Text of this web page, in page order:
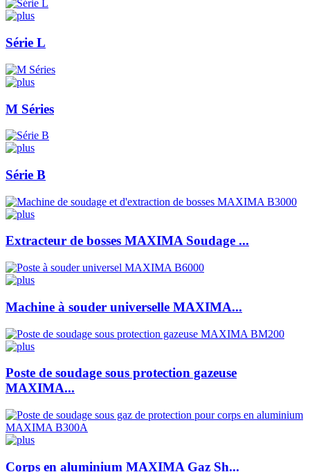
Série L
M Séries
Série B
Extracteur de bosses MAXIMA Soudage ...
Machine à souder universelle MAXIMA...
Poste de soudage sous protection gazeuse
MAXIMA...
Corps en aluminium MAXIMA Gaz Sh...